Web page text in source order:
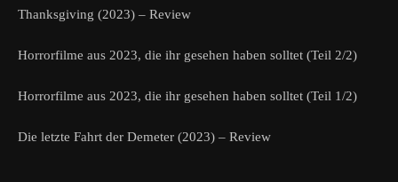
Thanksgiving (2023) – Review
Horrorfilme aus 2023, die ihr gesehen haben solltet (Teil 2/2)
Horrorfilme aus 2023, die ihr gesehen haben solltet (Teil 1/2)
Die letzte Fahrt der Demeter (2023) – Review